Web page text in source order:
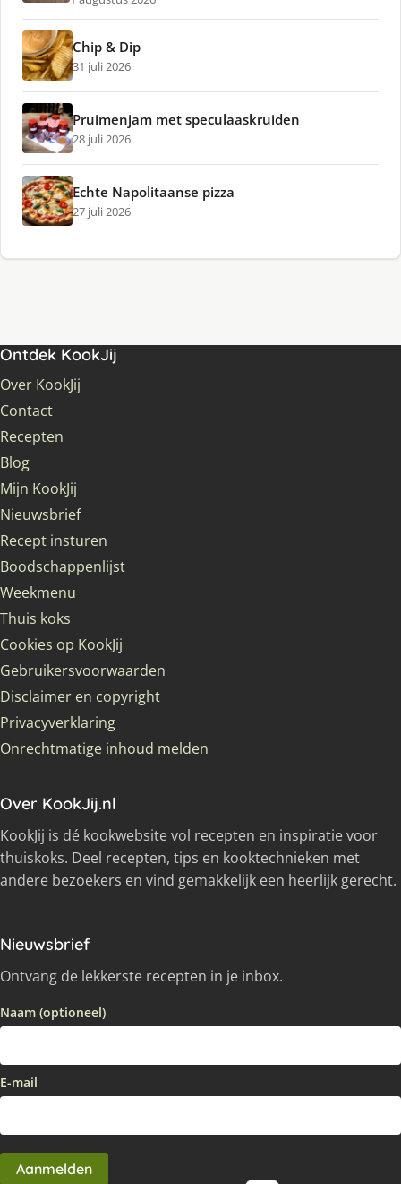
Chip & Dip
31 juli 2026
Pruimenjam met speculaaskruiden
28 juli 2026
Echte Napolitaanse pizza
27 juli 2026
Ontdek KookJij
Over KookJij
Contact
Recepten
Blog
Mijn KookJij
Nieuwsbrief
Recept insturen
Boodschappenlijst
Weekmenu
Thuis koks
Cookies op KookJij
Gebruikersvoorwaarden
Disclaimer en copyright
Privacyverklaring
Onrechtmatige inhoud melden
Over KookJij.nl
KookJij is dé kookwebsite vol recepten en inspiratie voor
thuiskoks. Deel recepten, tips en kooktechnieken met
andere bezoekers en vind gemakkelijk een heerlijk gerecht.
Nieuwsbrief
Ontvang de lekkerste recepten in je inbox.
Naam (optioneel)
E-mail
Aanmelden